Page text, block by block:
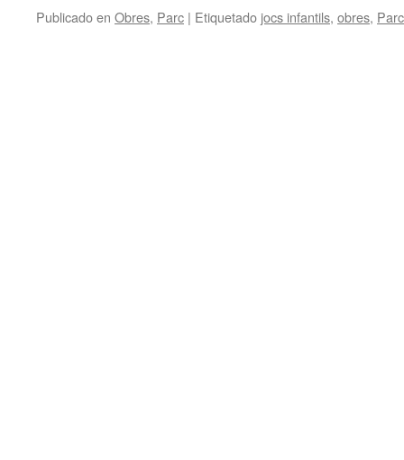
Publicado en Obres, Parc | Etiquetado jocs infantils, obres, Parc